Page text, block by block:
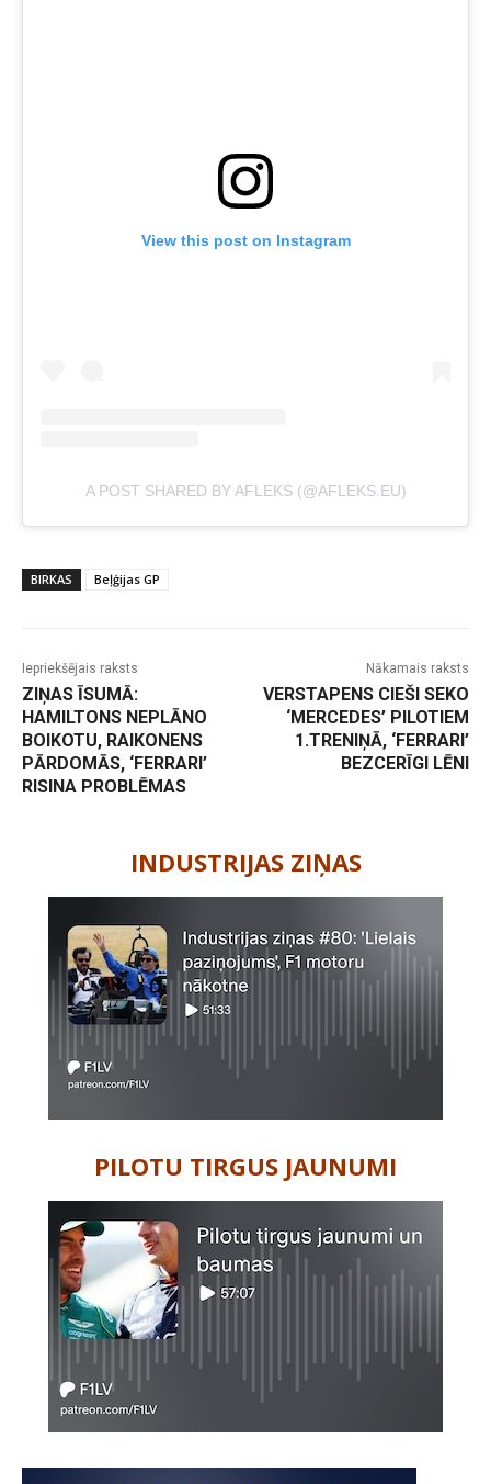
View this post on Instagram
A POST SHARED BY AFLEKS (@AFLEKS.EU)
BIRKAS Beļģijas GP
Iepriekšējais raksts
ZIŅAS ĪSUMĀ:
HAMILTONS NEPLĀNO
BOIKOTU, RAIKONENS
PĀRDOMĀS, ‘FERRARI’
RISINA PROBLĒMAS
Nākamais raksts
VERSTAPENS CIEŠI SEKO
‘MERCEDES’ PILOTIEM
1.TRENIŅĀ, ‘FERRARI’
BEZCERĪGI LĒNI
INDUSTRIJAS ZIŅAS
PILOTU TIRGUS JAUNUMI